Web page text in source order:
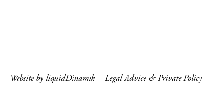
Website by liquidDinamik Legal Advice & Private Policy